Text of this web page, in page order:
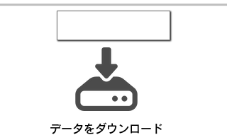
​データをダウンロード